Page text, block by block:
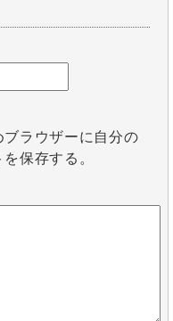
ラウザーに自分の
保存する。